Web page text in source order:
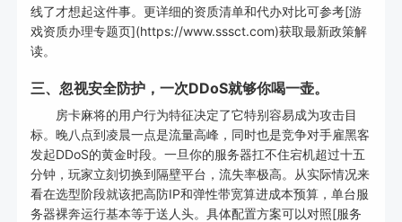
线了才想起这件事。更详细的资质清单和代办对比可参考[游
戏资质办理专题页](https://www.sssct.com)获取最新政策解
读。
三、忽视安全防护，一次DDoS就够你喝一壶。
房卡麻将的用户行为特征决定了它特别容易成为攻击目
标。晚八点到凌晨一点是流量高峰，同时也是竞争对手雇黑客
发起DDoS的黄金时段。一旦你的服务器扛不住宕机超过十五
分钟，玩家立刻切换到隔壁平台，流失率极高。从实际情况来
看在选型阶段就该把高防IP和弹性带宽算进成本预算，单台服
务器裸奔运行基本等于送人头。具体配置方案可以对照[服务